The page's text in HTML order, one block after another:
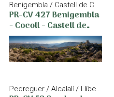
Benigembla / Castell de Castells
PR-CV 427 Benigembla
- Cocoll - Castell de
Castells
Pedreguer / Alcalalí / Llíber / Xaló